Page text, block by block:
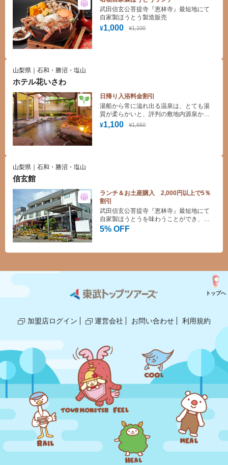
¥1,000 ¥1,100
武田信玄公菩提寺『恵林寺』最短地にて
自家製ほうとう製造販売
山梨県｜石和・勝沼・塩山
ホテル花いさわ
日帰り入浴料金割引
¥1,100 ¥1,650
湯船から常に溢れ出る温泉は、とても湯
質が柔らかいと、評判の敷地内源泉から
の自噴温泉です。
山梨県｜石和・勝沼・塩山
信玄館
ランチ＆お土産購入 2,000円以上で5％
割引
5% OFF
武田信玄公菩提寺『恵林寺』最短地にて
自家製ほうとうを味わうことができ、オ
リジナル商品や武将グッズなどさまざま
加盟店ログイン 運営会社 お問い合わせ 利用規約
トップへ